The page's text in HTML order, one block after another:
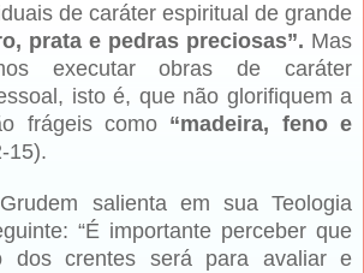
de caráter espiritual de grande
prata e pedras preciosas”. Mas
executar obras de caráter
isto é, que não glorifiquem a
frágeis como“madeira, feno e
15).
salienta em sua Teologia
“É importante perceber que
dos crentes será para avaliar e